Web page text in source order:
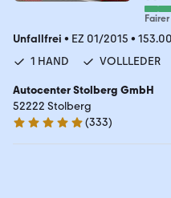
Unfallfrei • EZ 01/2015 •
1 HAND
VOLLLEDER
Autocenter Stolberg GmbH
52222 Stolberg
4.9 Sterne
(333)